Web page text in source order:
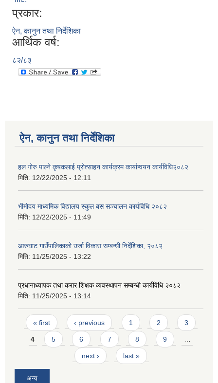
प्रकार:
ऐन, कानुन तथा निर्देशिका
आर्थिक वर्ष:
८२/८३
ऐन, कानुन तथा निर्देशिका
हल गोरु पाल्ने कृषकलाई प्रोत्साहन कार्यक्रम कार्यान्वयन कार्यविधि२०८२
मिति: 12/22/2025 - 12:11
भीमोदय माध्यमिक विद्यालय स्कुल बस सञ्चालन कार्यविधि २०८२
मिति: 12/22/2025 - 11:49
आरुघाट गाउँपालिकाको उर्जा विकास सम्बन्धी निर्देशिका, २०८२
मिति: 11/25/2025 - 13:22
प्रधानाध्यापक तथा करार शिक्षक व्यवस्थापन सम्बन्धी कार्यविधि २०८२
मिति: 11/25/2025 - 13:14
Pages
« first ‹ previous 1 2 3
4 5 6 7 8 9
next › last »
अन्य